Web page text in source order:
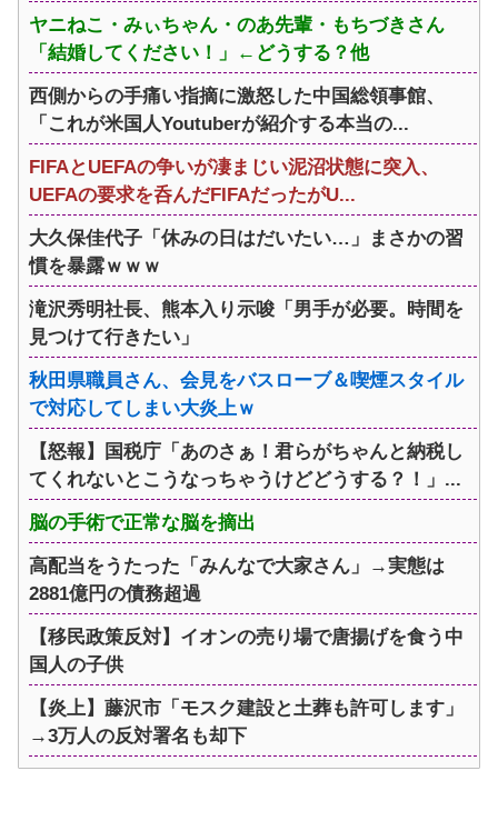
ヤニねこ・みぃちゃん・のあ先輩・もちづきさん
「結婚してください！」←どうする？他
西側からの手痛い指摘に激怒した中国総領事館、
「これが米国人Youtuberが紹介する本当の...
FIFAとUEFAの争いが凄まじい泥沼状態に突入、
UEFAの要求を呑んだFIFAだったがU...
大久保佳代子「休みの日はだいたい…」まさかの習
慣を暴露ｗｗｗ
滝沢秀明社長、熊本入り示唆「男手が必要。時間を
見つけて行きたい」
秋田県職員さん、会見をバスローブ＆喫煙スタイル
で対応してしまい大炎上ｗ
【怒報】国税庁「あのさぁ！君らがちゃんと納税し
てくれないとこうなっちゃうけどどうする？！」...
脳の手術で正常な脳を摘出
高配当をうたった「みんなで大家さん」→実態は
2881億円の債務超過
【移民政策反対】イオンの売り場で唐揚げを食う中
国人の子供
【炎上】藤沢市「モスク建設と土葬も許可します」
→3万人の反対署名も却下